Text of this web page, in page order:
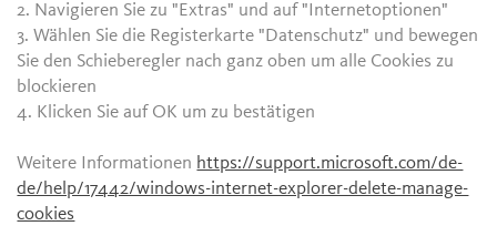
2. Navigieren Sie zu "Extras" und auf "Internetoptionen"
3. Wählen Sie die Registerkarte "Datenschutz" und bewegen
Sie den Schieberegler nach ganz oben um alle Cookies zu
blockieren
4. Klicken Sie auf OK um zu bestätigen
Weitere Informationen https://support.microsoft.com/de-
de/help/17442/windows-internet-explorer-delete-manage-
cookies